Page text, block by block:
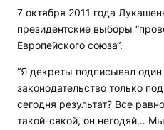
7 октября 2011 года
президентские выборы
Европейского союза“.
“Я декреты подписывал
законодательство только
сегодня результат? Все
такой-сякой, он негодяй…